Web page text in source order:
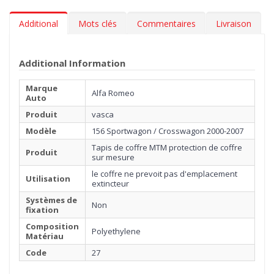
Additional Mots clés Commentaires Livraison
Additional Information
Marque
Auto
Alfa Romeo
Produit
vasca
Modèle
156 Sportwagon / Crosswagon 2000-2007
Produit
Tapis de coffre MTM protection de coffre
sur mesure
Utilisation
le coffre ne prevoit pas d'emplacement
extincteur
Systèmes de
fixation
Non
Composition
Matériau
Polyethylene
Code
27